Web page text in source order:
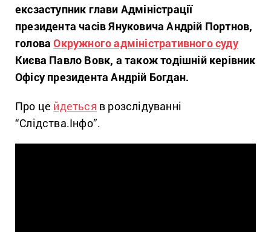
ексзаступник глави Адміністрації
президента часів Януковича Андрій Портнов,
головаОкружного адміністративного суду
Києва Павло Вовк, а також тодішній керівник
Офісу президента Андрій Богдан.
Про це йдеться в розслідуванні
“Слідства.Інфо”.